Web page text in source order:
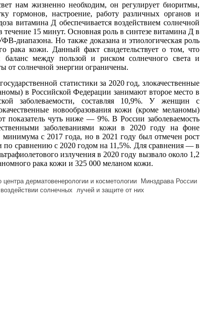
жизненно необходим, он регулирует биоритмы,
гормонов, настроение, работу различных органов и
витамина Д обеспечивается воздействием солнечной
15 минут. Основная роль в синтезе витамина Д в
диапазона. Но также доказана и этиологическая роль
рака кожи. Данный факт свидетельствует о том, что
баланс между пользой и риском солнечного света и
от солнечной энергии ограничены.
статистики за 2020 год, злокачественные
в Российской Федерации занимают второе место в
заболеваемости, составляя 10,9%. У женщин с
новообразования кожи (кроме меланомы)
показатель чуть ниже — 9%. В России заболеваемость
заболеваниями кожи в 2020 году на фоне
минимума с 2017 года, но в 2021 году был отмечен рост
по сравнению с 2020 годом на 11,5%. Для сравнения — в
излучения в 2020 году вызвало около 1,2
рака кожи и 325 000 меланом кожи.
центра дерматовенерологии и косметологии
Минздрава России
солнечных лучей и защите от них